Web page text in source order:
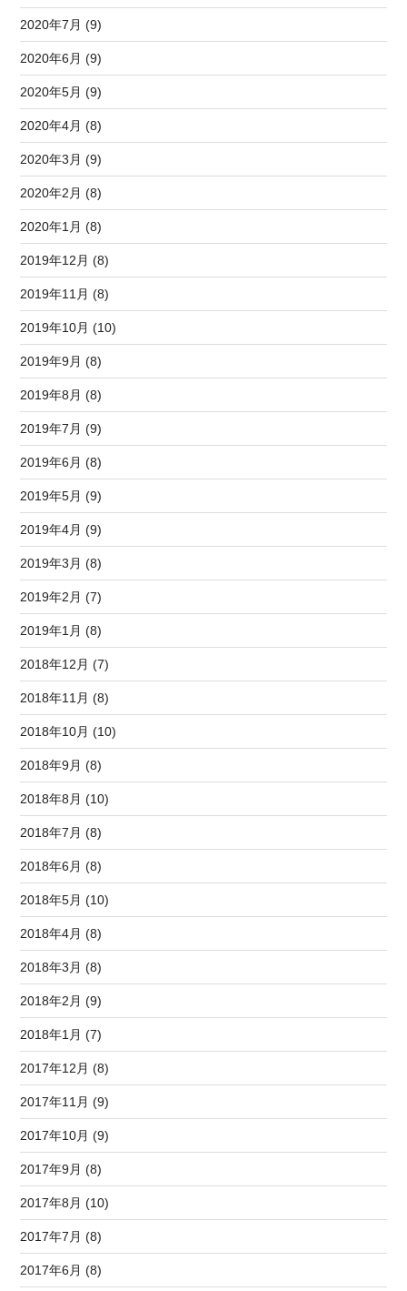
2020年7月 (9)
2020年6月 (9)
2020年5月 (9)
2020年4月 (8)
2020年3月 (9)
2020年2月 (8)
2020年1月 (8)
2019年12月 (8)
2019年11月 (8)
2019年10月 (10)
2019年9月 (8)
2019年8月 (8)
2019年7月 (9)
2019年6月 (8)
2019年5月 (9)
2019年4月 (9)
2019年3月 (8)
2019年2月 (7)
2019年1月 (8)
2018年12月 (7)
2018年11月 (8)
2018年10月 (10)
2018年9月 (8)
2018年8月 (10)
2018年7月 (8)
2018年6月 (8)
2018年5月 (10)
2018年4月 (8)
2018年3月 (8)
2018年2月 (9)
2018年1月 (7)
2017年12月 (8)
2017年11月 (9)
2017年10月 (9)
2017年9月 (8)
2017年8月 (10)
2017年7月 (8)
2017年6月 (8)